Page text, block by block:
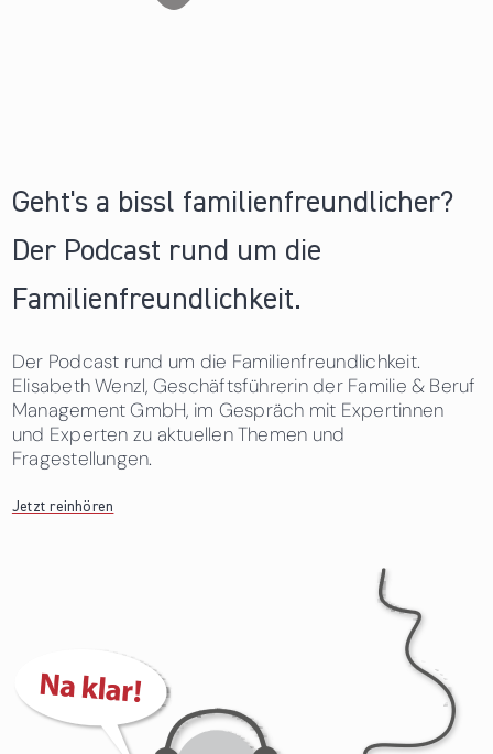
Geht's a bissl familienfreundlicher?
Der Podcast rund um die
Familienfreundlichkeit.
Der Podcast rund um die Familienfreundlichkeit.
Elisabeth Wenzl, Geschäftsführerin der Familie & Beruf
Management GmbH, im Gespräch mit Expertinnen
und Experten zu aktuellen Themen und
Fragestellungen.
Jetzt reinhören